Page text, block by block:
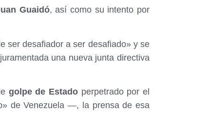
Guaidó, así como su intento por
ser desafiador a ser desafiado» y se
una nueva junta directiva
golpe de Estado perpetrado por el
de Venezuela —, la prensa de esa